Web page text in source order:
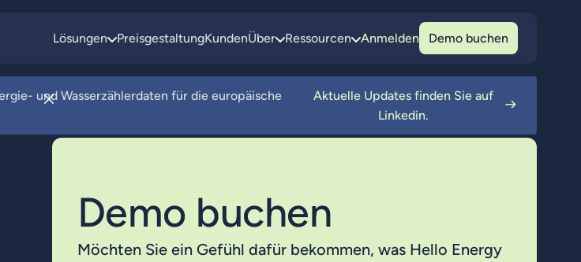
Lösungen PreisgestaltungKundenÜber Ressourcen Anmelden Demo buchen
und Wasserzählerdaten für die europäische
Aktuelle Updates finden Sie auf
Linkedin.
Demo buchen
Möchten Sie ein Gefühl dafür bekommen, was Hello Energy